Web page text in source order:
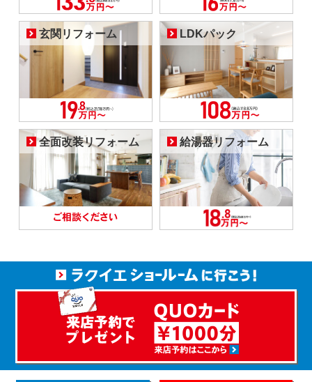
玄関リフォーム LDKパック
全面改装リフォーム 給湯器リフォーム